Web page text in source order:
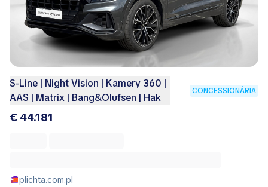
S-Line | Night Vision | Kamery 360 |
AAS | Matrix | Bang&Olufsen | Hak
CONCESSIONÁRIA
€ 44.181
plichta.com.pl